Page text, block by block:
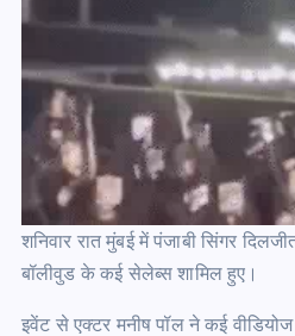
शनिवार रात मुंबई में पंजाबी सिंगर
बॉलीवुड के कई सेलेब्स शामिल हुए।
इवेंट से एक्टर मनीष पॉल ने कई